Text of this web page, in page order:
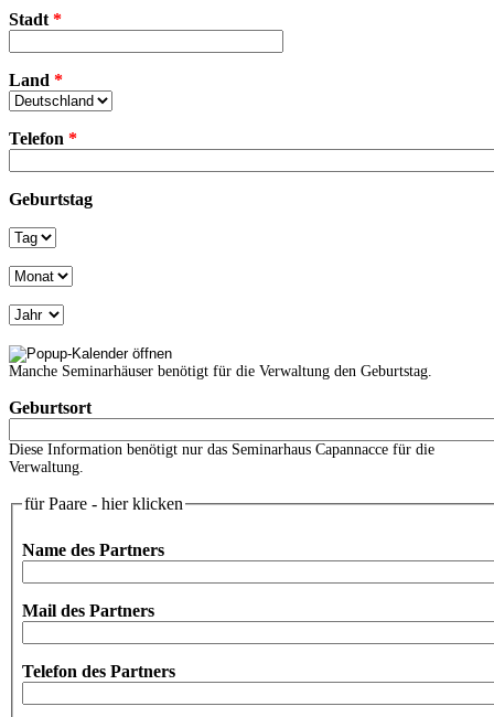
Stadt *
Land *
Telefon *
Geburtstag
Tag
Monat
Jahr
Manche Seminarhäuser benötigt für die Verwaltung den Geburtstag.
Geburtsort
Diese Information benötigt nur das Seminarhaus Capannacce für die
Verwaltung.
für Paare - hier klicken
Name des Partners
Mail des Partners
Telefon des Partners